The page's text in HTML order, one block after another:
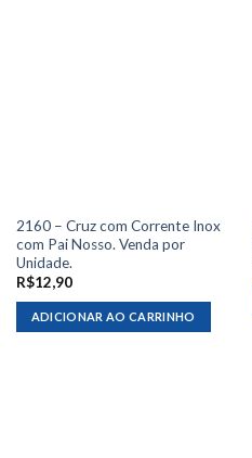
2160 – Cruz com Corrente Inox
com Pai Nosso. Venda por
Unidade.
R$12,90
ADICIONAR AO CARRINHO